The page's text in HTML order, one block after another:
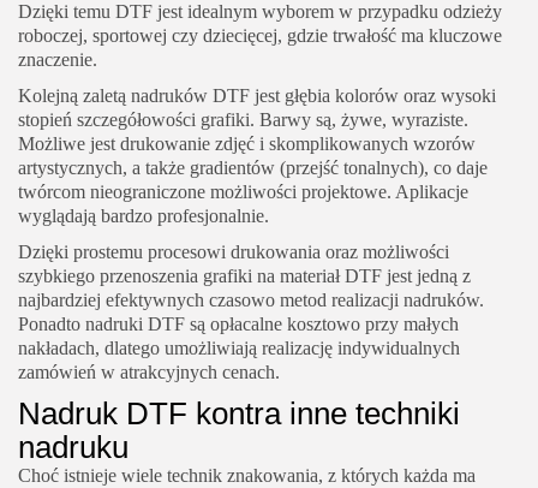
Dzięki temu DTF jest idealnym wyborem w przypadku odzieży
roboczej, sportowej czy dziecięcej, gdzie trwałość ma kluczowe
znaczenie.
Kolejną zaletą nadruków DTF jest głębia kolorów oraz wysoki
stopień szczegółowości grafiki. Barwy są, żywe, wyraziste.
Możliwe jest drukowanie zdjęć i skomplikowanych wzorów
artystycznych, a także gradientów (przejść tonalnych), co daje
twórcom nieograniczone możliwości projektowe. Aplikacje
wyglądają bardzo profesjonalnie.
Dzięki prostemu procesowi drukowania oraz możliwości
szybkiego przenoszenia grafiki na materiał DTF jest jedną z
najbardziej efektywnych czasowo metod realizacji nadruków.
Ponadto nadruki DTF są opłacalne kosztowo przy małych
nakładach, dlatego umożliwiają realizację indywidualnych
zamówień w atrakcyjnych cenach.
Nadruk DTF kontra inne techniki
nadruku
Choć istnieje wiele technik znakowania, z których każda ma